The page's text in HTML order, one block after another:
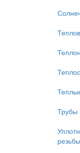
Трубы
резьбы